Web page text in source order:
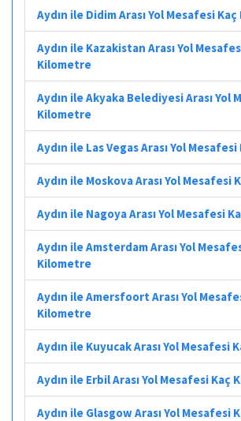
Aydın ile Didim Arası Yol Mesafesi
Aydın ile Kazakistan Arası Yol
Kilometre
Aydın ile Akyaka Belediyesi Arası Yol
Kilometre
Aydın ile Las Vegas Arası Yol
Aydın ile Moskova Arası Yol Mesafesi
Aydın ile Nagoya Arası Yol Mesafesi
Aydın ile Amsterdam Arası Yol
Kilometre
Aydın ile Amersfoort Arası Yol
Kilometre
Aydın ile Kuyucak Arası Yol Mesafesi
Aydın ile Erbil Arası Yol Mesafesi Kaç
Aydın ile Glasgow Arası Yol Mesafesi